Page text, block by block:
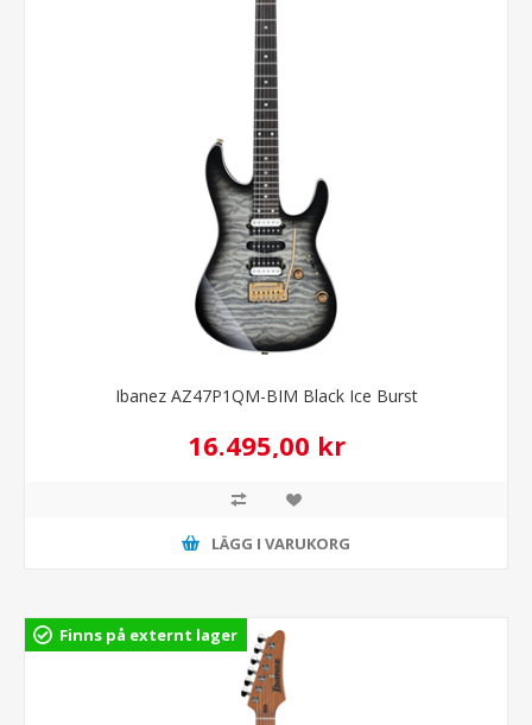
Ibanez AZ47P1QM-BIM Black Ice Burst
16.495,00 kr
LÄGG I VARUKORG
Finns på externt lager